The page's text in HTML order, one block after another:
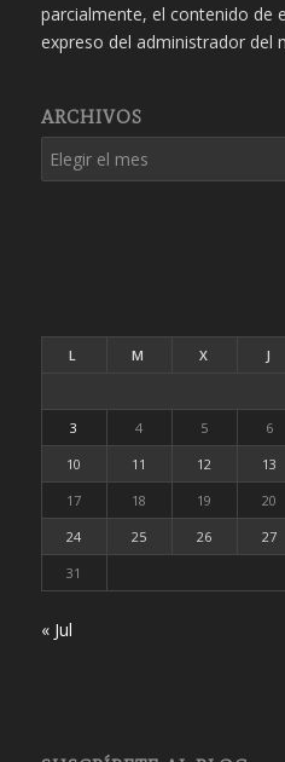
parcialmente, el contenido de
expreso del administrador del
ARCHIVOS
L M X J
3
4 5 6
10
11 12 13
17
18 19 20
24
25 26 27
31
« Jul